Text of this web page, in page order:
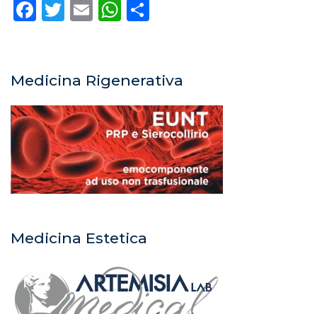
Facebook
Twitter
EmailWhatsApp
Medicina Rigenerativa
Medicina Estetica